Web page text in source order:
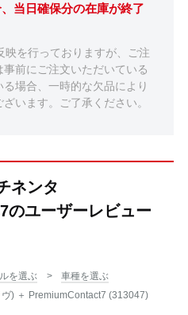
当日確保分の在庫が終了
を行っておりますが、ご注
前にご注文いただいている
場合、一時的な欠品により
います。ご了承ください。
ネンタ
ユーザーレビュー
を選ぶ
車種を選ぶ
) ＋ PremiumContact7 (313047)